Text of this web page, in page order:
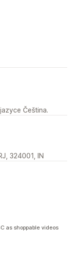
Čeština.
324001, IN
as shoppable videos